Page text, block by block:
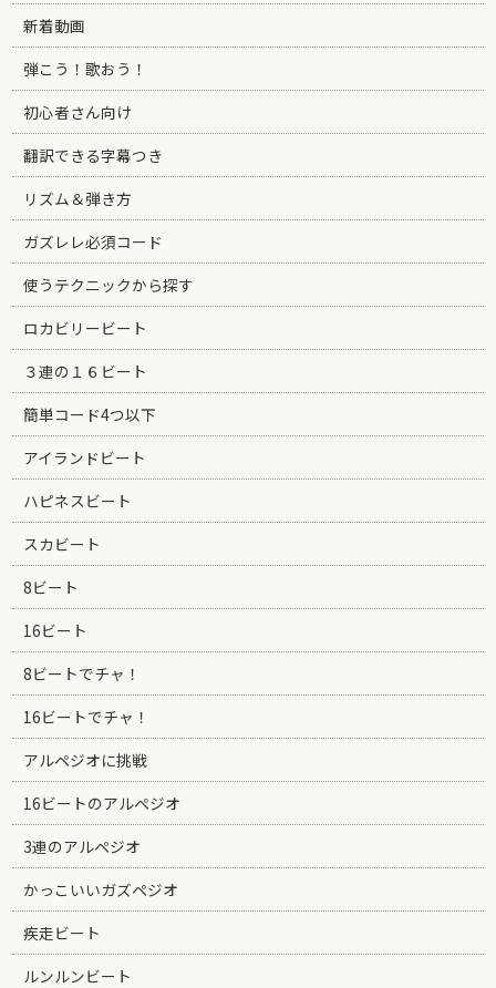
新着動画
弾こう！歌おう！
初心者さん向け
翻訳できる字幕つき
リズム＆弾き方
ガズレレ必須コード
使うテクニックから探す
ロカビリービート
３連の１６ビート
簡単コード4つ以下
アイランドビート
ハピネスビート
スカビート
8ビート
16ビート
8ビートでチャ！
16ビートでチャ！
アルペジオに挑戦
16ビートのアルペジオ
3連のアルペジオ
かっこいいガズペジオ
疾走ビート
ルンルンビート